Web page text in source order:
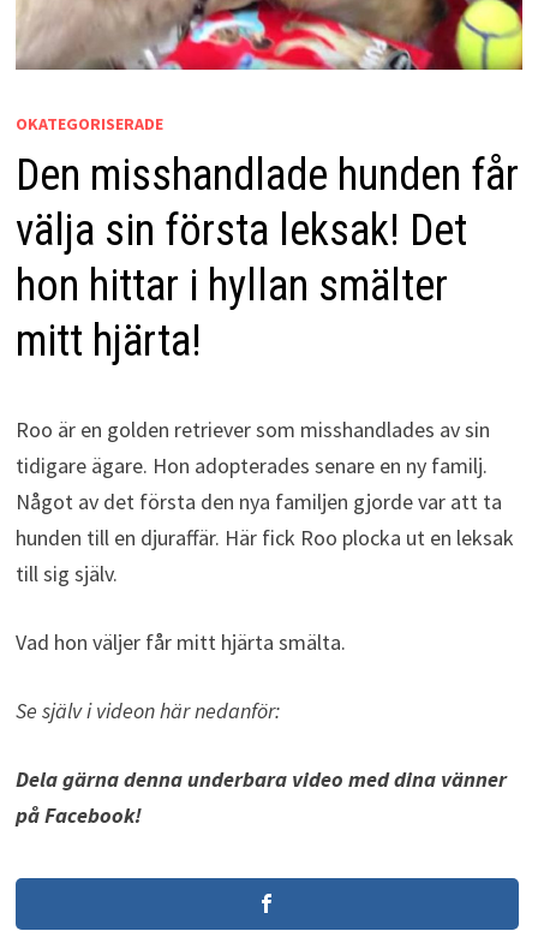
OKATEGORISERADE
Den misshandlade hunden får
välja sin första leksak! Det
hon hittar i hyllan smälter
mitt hjärta!
Roo är en golden retriever som misshandlades av sin
tidigare ägare. Hon adopterades senare en ny familj.
Något av det första den nya familjen gjorde var att ta
hunden till en djuraffär. Här fick Roo plocka ut en leksak
till sig själv.
Vad hon väljer får mitt hjärta smälta.
Se själv i videon här nedanför:
Dela gärna denna underbara video med dina vänner
på Facebook!